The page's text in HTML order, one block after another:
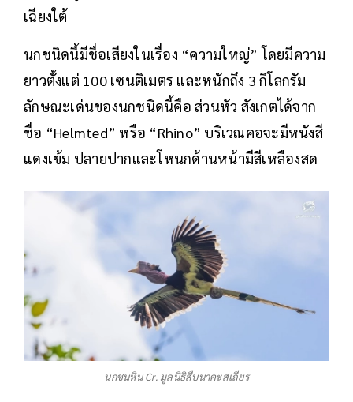
เฉียงใต้
นกชนิดนี้มีชื่อเสียงในเรื่อง “ความใหญ่” โดยมีความ
ยาวตั้งแต่ 100 เซนติเมตร และหนักถึง 3 กิโลกรัม
ลักษณะเด่นของนกชนิดนี้คือ ส่วนหัว สังเกตได้จาก
ชื่อ “Helmted” หรือ “Rhino” บริเวณคอจะมีหนังสี
แดงเข้ม ปลายปากและโหนกด้านหน้ามีสีเหลืองสด
นกชนหิน Cr. มูลนิธิสืบนาคะสเถียร